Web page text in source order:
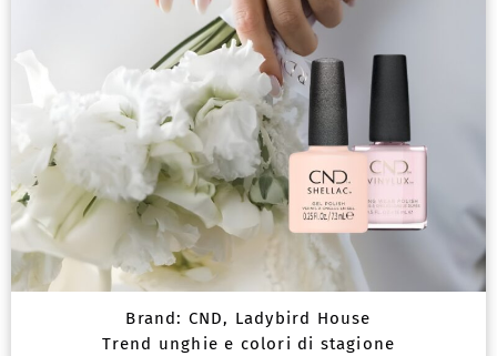
Brand: CND, Ladybird House
Trend unghie e colori di stagione